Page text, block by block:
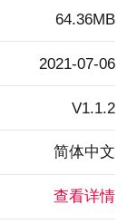
64.36MB
2021-07-06
V1.1.2
简体中文
查看详情